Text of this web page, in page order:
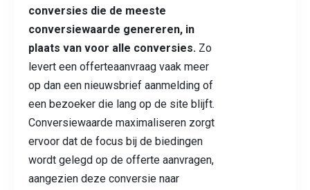
conversies die de meeste
conversiewaarde genereren, in
plaats van voor alle conversies. Zo
levert een offerteaanvraag vaak meer
op dan een nieuwsbrief aanmelding of
een bezoeker die lang op de site blijft.
Conversiewaarde maximaliseren zorgt
ervoor dat de focus bij de biedingen
wordt gelegd op de offerte aanvragen,
aangezien deze conversie naar